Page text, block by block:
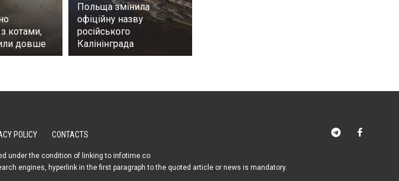
котами,
довше
Польща змінила
офіційну назву
російського
Калінінграда
POLICY CONTACTS
under the condition of linking to infotime.co
engines, hyperlink in the first paragraph to the quoted article or news is mandatory.